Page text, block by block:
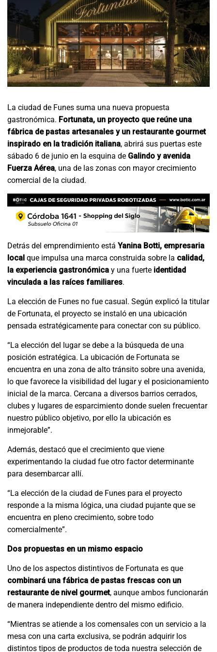
La ciudad de Funes suma una nueva propuesta
gastronómica. Fortunata, un proyecto que reúne una
fábrica de pastas artesanales y un restaurante gourmet
inspirado en la tradición italiana, abrirá sus puertas este
sábado 6 de junio en la esquina de Galindo y avenida
Fuerza Aérea, una de las zonas con mayor crecimiento
comercial de la ciudad.
Detrás del emprendimiento está Yanina Botti, empresaria
local que impulsa una marca construida sobre la calidad,
la experiencia gastronómica y una fuerte identidad
vinculada a las raíces familiares.
La elección de Funes no fue casual. Según explicó la titular
de Fortunata, el proyecto se instaló en una ubicación
pensada estratégicamente para conectar con su público.
“La elección del lugar se debe a la búsqueda de una
posición estratégica. La ubicación de Fortunata se
encuentra en una zona de alto tránsito sobre una avenida,
lo que favorece la visibilidad del lugar y el posicionamiento
inicial de la marca. Cercana a diversos barrios cerrados,
clubes y lugares de esparcimiento donde suelen frecuentar
nuestro público objetivo, por ello la ubicación es
inmejorable”.
Además, destacó que el crecimiento que viene
experimentando la ciudad fue otro factor determinante
para desembarcar allí.
“La elección de la ciudad de Funes para el proyecto
responde a la misma lógica, una ciudad pujante que se
encuentra en pleno crecimiento, sobre todo
comercialmente”.
Dos propuestas en un mismo espacio
Uno de los aspectos distintivos de Fortunata es que
combinará una fábrica de pastas frescas con un
restaurante de nivel gourmet, aunque ambos funcionarán
de manera independiente dentro del mismo edificio.
“Mientras se atiende a los comensales con un servicio a la
mesa con una carta exclusiva, se podrán adquirir los
distintos tipos de productos de toda nuestra selección de